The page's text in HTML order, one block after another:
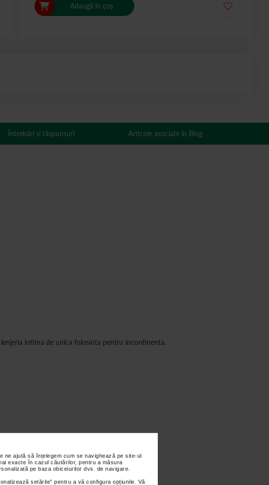
ajută să înțelegem cum se navighează pe site-ul
exacte în cazul căutărilor, pentru a măsura
pe baza obiceiurilor dvs. de navigare.
setările” pentru a vă configura opțiunile. Vă
Adaugă în coș
intima de unica folosinta pentru incontinenta.
Întrebări și răspunsuri Articole asociate în Blog